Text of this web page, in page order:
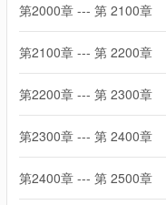
第2000章 --- 第 2100章
第2100章 --- 第 2200章
第2200章 --- 第 2300章
第2300章 --- 第 2400章
第2400章 --- 第 2500章